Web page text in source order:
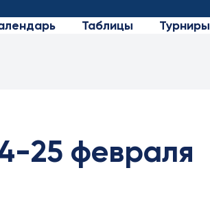
Таблицы Турниры
25 февраля